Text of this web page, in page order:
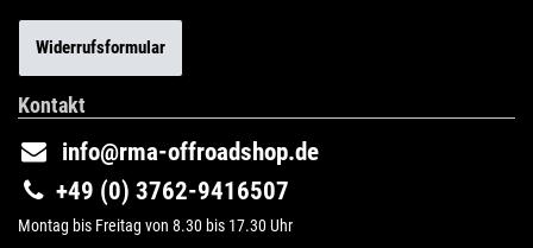
Widerrufsformular
Kontakt
info@rma-offroadshop.de
+49 (0) 3762-9416507
Montag bis Freitag von 8.30 bis 17.30 Uhr